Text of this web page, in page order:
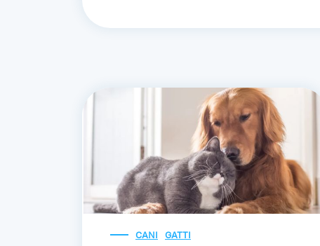
CANI GATTI